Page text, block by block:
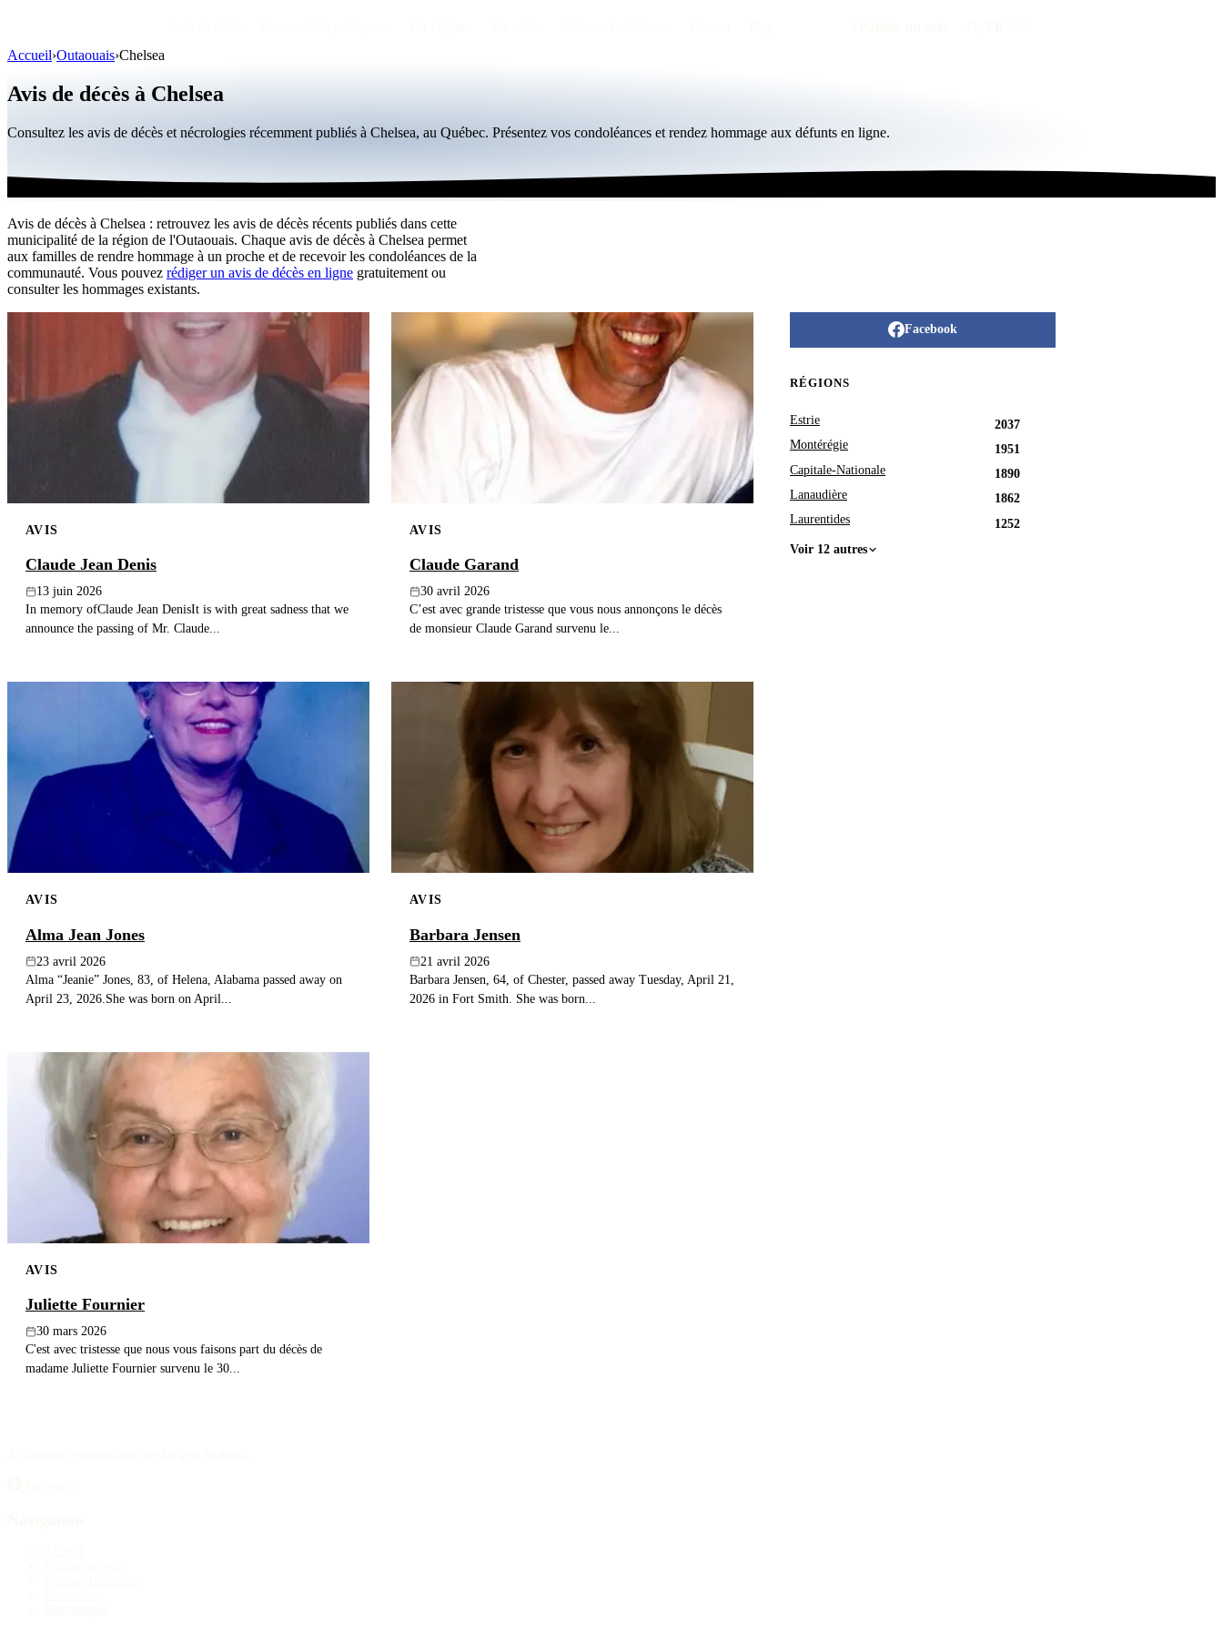
Accueil›Outaouais›Chelsea
Avis de décès à Chelsea
Consultez les avis de décès et nécrologies récemment publiés à Chelsea, au Québec. Présentez vos condoléances et rendez hommage aux défunts en ligne.
Avis de décès à Chelsea : retrouvez les avis de décès récents publiés dans cette
municipalité de la région de l'Outaouais. Chaque avis de décès à Chelsea permet
aux familles de rendre hommage à un proche et de recevoir les condoléances de la
communauté. Vous pouvez rédiger un avis de décès en ligne gratuitement ou
consulter les hommages existants.
AVIS
Claude Jean Denis
13 juin 2026
In memory ofClaude Jean DenisIt is with great sadness that we
announce the passing of Mr. Claude...
AVIS
Claude Garand
30 avril 2026
C’est avec grande tristesse que vous nous annonçons le décès
de monsieur Claude Garand survenu le...
AVIS
Alma Jean Jones
23 avril 2026
Alma “Jeanie” Jones, 83, of Helena, Alabama passed away on
April 23, 2026.She was born on April...
AVIS
Barbara Jensen
21 avril 2026
Barbara Jensen, 64, of Chester, passed away Tuesday, April 21,
2026 in Fort Smith. She was born...
AVIS
Juliette Fournier
30 mars 2026
C'est avec tristesse que nous vous faisons part du décès de
madame Juliette Fournier survenu le 30...
Facebook
RÉGIONS
Estrie
2037
Montérégie
1951
Capitale-Nationale
1890
Lanaudière
1862
Laurentides
1252
Voir 12 autres